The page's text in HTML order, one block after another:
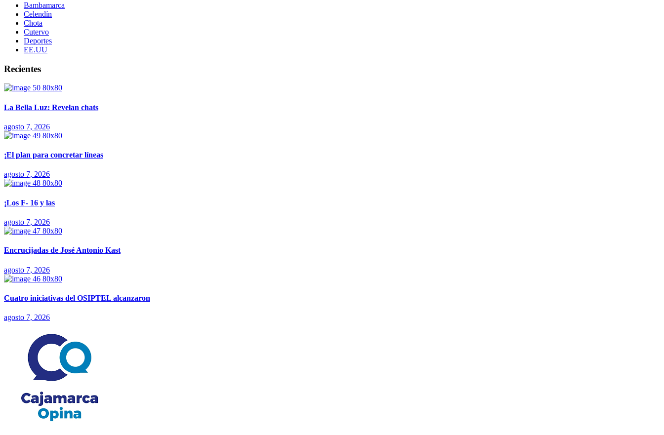
Bambamarca
Celendín
Chota
Cutervo
Deportes
EE.UU
Recientes
La Bella Luz: Revelan chats
agosto 7, 2026
¡El plan para concretar líneas
agosto 7, 2026
¡Los F- 16 y las
agosto 7, 2026
Encrucijadas de José Antonio Kast
agosto 7, 2026
Cuatro iniciativas del OSIPTEL alcanzaron
agosto 7, 2026